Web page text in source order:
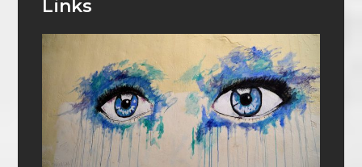
Links